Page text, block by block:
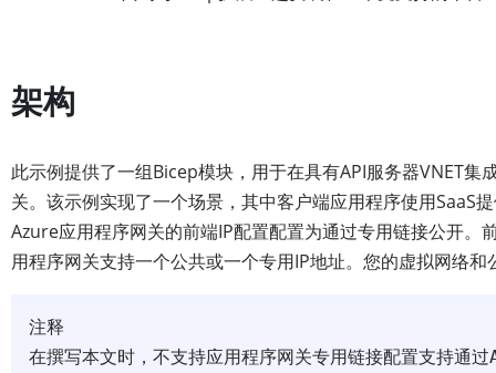
架构
此示例提供了一组Bicep模块，用于在具有API服务器VNET
关。该示例实现了一个场景，其中客户端应用程序使用
Azure应用程序网关的前端IP配置配置为通过专用链接公开。
用程序网关支持一个公共或一个专用IP地址。您的虚拟网络
注释
在撰写本文时，不支持应用程序网关专用链接配置支持通